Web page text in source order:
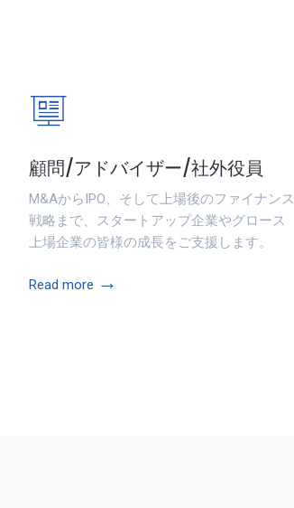
顧問/アドバイザー/社外役員
M&AからIPO、そして上場後のファイナンス
戦略まで、スタートアップ企業やグロース
上場企業の皆様の成長をご支援します。
Read more →